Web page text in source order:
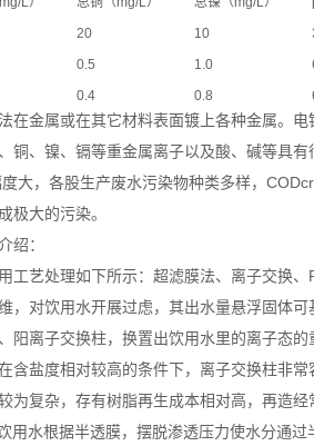
20 10
0.5 1.0
0.4 0.8
在金属或在其它材料表面镀上各种金属。
铜、镍、镉等重金属离子以及酸、碱等具
大，各股生产废水污染物种类多样，
极大的污染。
绍：
工艺处理如下所示：超滤膜法、离子交换、
，对饮用水开展过虑，其出水量悬浮固体
阳离子交换柱，换置出饮用水里的离子态
含盐度相对较高的条件下，离子交换柱非
为复杂，存有树脂再生成本相对高，再造经
用水根据半透膜，摆脱渗透压力使水分通